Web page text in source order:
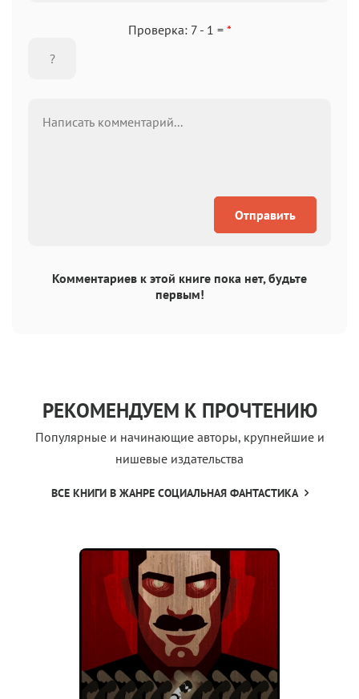
Проверка: 7 - 1 = *
Отправить
Комментариев к этой книге пока нет, будьте
первым!
РЕКОМЕНДУЕМ К ПРОЧТЕНИЮ
Популярные и начинающие авторы, крупнейшие и
нишевые издательства
ВСЕ КНИГИ В ЖАНРЕ СОЦИАЛЬНАЯ ФАНТАСТИКА